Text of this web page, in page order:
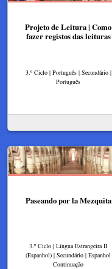
Projeto de Leitura | Como
fazer registos das leituras
3.º Ciclo | Português | Secundário |
Português
Paseando por la Mezquita
3.º Ciclo | Língua Estrangeira II
(Espanhol) | Secundário | Espanhol
Continuação